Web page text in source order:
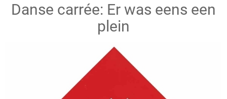
Danse carrée: Er was eens een
plein